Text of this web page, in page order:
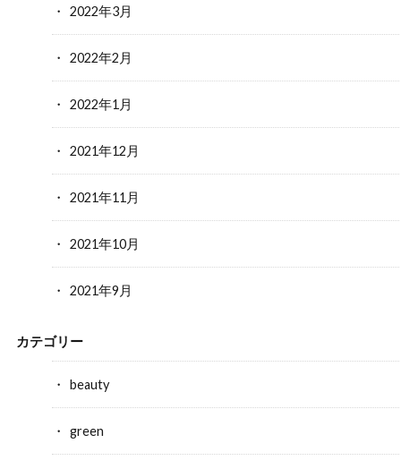
2022年3月
2022年2月
2022年1月
2021年12月
2021年11月
2021年10月
2021年9月
カテゴリー
beauty
green